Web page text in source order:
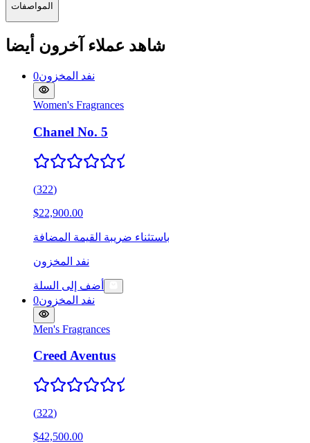
المواصفات
شاهد عملاء آخرون أيضا
نفد المخزون0
Women's Fragrances
Chanel No. 5
(322)
$22,900.00
باستثناء ضريبة القيمة المضافة
نفد المخزون
أضف إلى السلة
نفد المخزون0
Men's Fragrances
Creed Aventus
(322)
$42,500.00